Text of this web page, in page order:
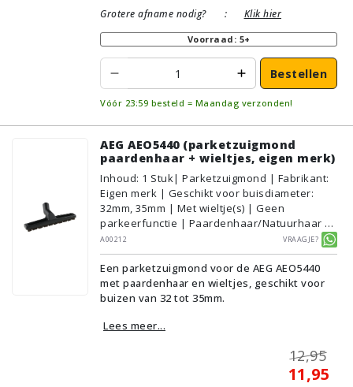
Grotere afname nodig?
: Klik hier
Voorraad: 5+
Bestellen
Vóór 23:59 besteld = Maandag verzonden!
AEG AEO5440 (parketzuigmond
paardenhaar + wieltjes, eigen merk)
Inhoud: 1 Stuk| Parketzuigmond | Fabrikant:
Eigen merk | Geschikt voor buisdiameter:
32mm, 35mm | Met wieltje(s) | Geen
parkeerfunctie | Paardenhaar/Natuurhaar |
Voor droog gebruik | Breedte: 30cm | Zonder
verlichting | Zonder kliksysteem | Zwart |
Alternatief | Geschikt voor vloertype:
Plavuizen/Tegels, Parket/Laminaat, PVC/Vinyl
A00212 Vraagje?
Een parketzuigmond voor de AEG AEO5440
met paardenhaar en wieltjes, geschikt voor
buizen van 32 tot 35mm.
Lees meer...
12,95
11,95